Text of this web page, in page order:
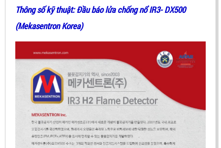
Thông số kỹ thuật: Đầu báo lửa chống nổ IR3- DX500
(Mekasentron Korea)